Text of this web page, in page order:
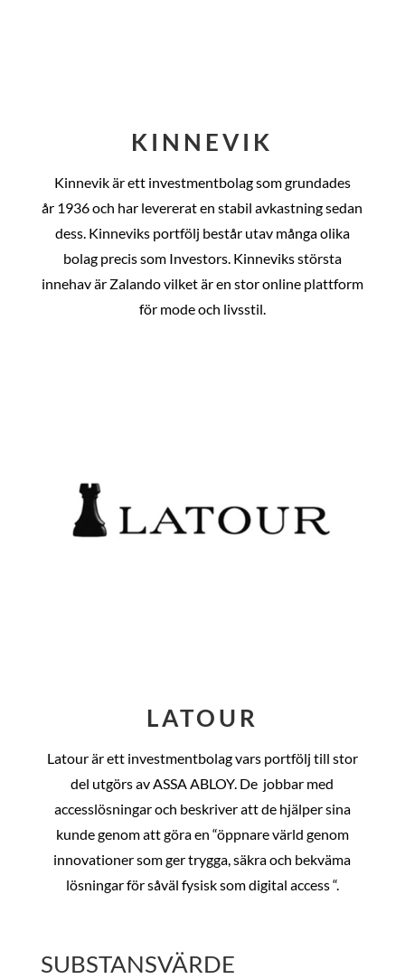
KINNEVIK
Kinnevik är ett investmentbolag som grundades
år 1936 och har levererat en stabil avkastning sedan
dess. Kinneviks portfölj består utav många olika
bolag precis som Investors. Kinneviks största
innehav är Zalando vilket är en stor online plattform
för mode och livsstil.
LATOUR
Latour är ett investmentbolag vars portfölj till stor
del utgörs av ASSA ABLOY. De jobbar med
accesslösningar och beskriver att de hjälper sina
kunde genom att göra en “öppnare värld genom
innovationer som ger trygga, säkra och bekväma
lösningar för såväl fysisk som digital access “.
SUBSTANSVÄRDE